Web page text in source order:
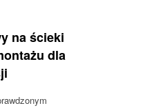
na ścieki
dla